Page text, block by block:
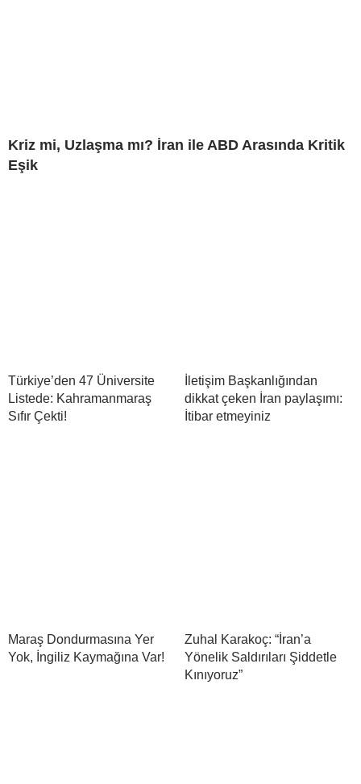
Kriz mi, Uzlaşma mı? İran ile ABD Arasında Kritik
Eşik
Türkiye’den 47 Üniversite
Listede: Kahramanmaraş
Sıfır Çekti!
İletişim Başkanlığından
dikkat çeken İran paylaşımı:
İtibar etmeyiniz
Maraş Dondurmasına Yer
Yok, İngiliz Kaymağına Var!
Zuhal Karakoç: “İran’a
Yönelik Saldırıları Şiddetle
Kınıyoruz”